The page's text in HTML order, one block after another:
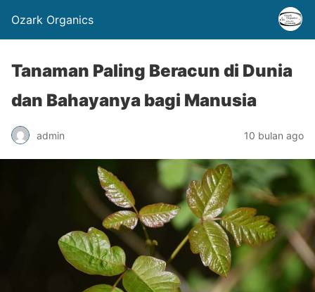
Ozark Organics
Tanaman Paling Beracun di Dunia
dan Bahayanya bagi Manusia
admin 10 bulan ago